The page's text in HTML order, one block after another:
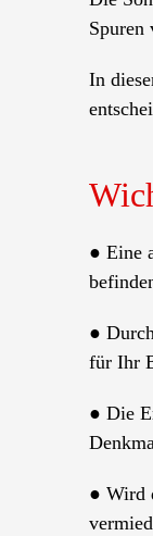
Spuren
In
● Eine
●
für Ihr
● Die
● Wird